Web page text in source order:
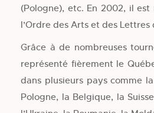
(Pologne), etc. En 2002, il
l’Ordre des Arts et des Lettres
Grâce à de nombreuses
représenté fièrement le
dans plusieurs pays comme
Pologne, la Belgique, la